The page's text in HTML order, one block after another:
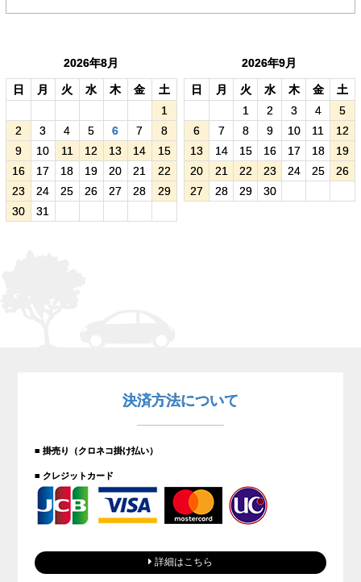
2026年8月
日 月 火 水 木 金
土
1
2
3 4 5 6 7
8
9
10 11 12 13 14
15
16
17 18 19 20 21
22
23
24 25 26 27 28
29
30
31
2026年9月
日 月 火 水 木 金
土
1
2 3 4
5
6
7 8 9 10 11
12
13
14 15 16 17 18
19
20
21 22 23 24 25
26
27
28 29 30
決済方法について
■ 掛売り（クロネコ掛け払い）
■ クレジットカード
詳細はこちら